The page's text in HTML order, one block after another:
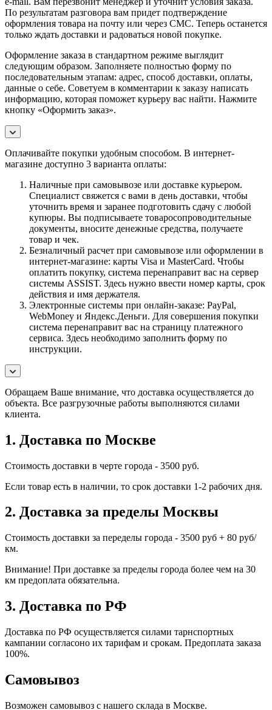
По результатам разговора вам придет подтверждение
оформления товара на почту или через СМС. Теперь останется
только ждать доставки и радоваться новой покупке.
Оформление заказа в стандартном режиме выглядит
следующим образом. Заполняете полностью форму по
последовательным этапам: адрес, способ доставки, оплаты,
данные о себе. Советуем в комментарии к заказу написать
информацию, которая поможет курьеру вас найти. Нажмите
кнопку «Оформить заказ».
Оплачивайте покупки удобным способом. В интернет-
магазине доступно 3 варианта оплаты:
Наличные при самовывозе или доставке курьером.
Специалист свяжется с вами в день доставки, чтобы
уточнить время и заранее подготовить сдачу с любой
купюры. Вы подписываете товаросопроводительные
документы, вносите денежные средства, получаете
товар и чек.
Безналичный расчет при самовывозе или оформлении в
интернет-магазине: карты Visa и MasterCard. Чтобы
оплатить покупку, система перенаправит вас на сервер
системы ASSIST. Здесь нужно ввести номер карты, срок
действия и имя держателя.
Электронные системы при онлайн-заказе: PayPal,
WebMoney и Яндекс.Деньги. Для совершения покупки
система перенаправит вас на страницу платежного
сервиса. Здесь необходимо заполнить форму по
инструкции.
Обращаем Ваше внимание, что доставка осуществляется до
объекта. Все разгрузочные работы выполняются силами
клиента.
1. Доставка по Москве
Стоимость доставки в черте города - 3500 руб.
Если товар есть в наличии, то срок доставки 1-2 рабочих дня.
2. Доставка за пределы Москвы
Стоимость доставки за переделы города - 3500 руб + 80 руб/
км.
Внимание! При доставке за пределы города более чем на 30
км предоплата обязательна.
3. Доставка по РФ
Доставка по РФ осуществляется силами тарнспортных
кампании согласоно их тарифам и срокам. Предоплата заказа
100%.
Самовывоз
Возможен самовывоз с нашего склада в Москве.